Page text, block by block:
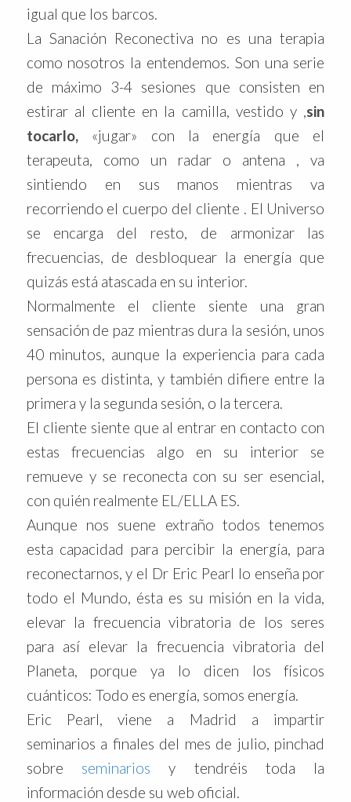
igual que los barcos.
La Sanación Reconectiva no es una terapia
como nosotros la entendemos. Son una serie
de máximo 3-4 sesiones que consisten en
estirar al cliente en la camilla, vestido y ,sin
tocarlo,«jugar» con la energía que el
terapeuta, como un radar o antena , va
sintiendo en sus manos mientras va
recorriendo el cuerpo del cliente . El Universo
se encarga del resto, de armonizar las
frecuencias, de desbloquear la energía que
quizás está atascada en su interior.
Normalmente el cliente siente una gran
sensación de paz mientras dura la sesión, unos
40 minutos, aunque la experiencia para cada
persona es distinta, y también difiere entre la
primera y la segunda sesión, o la tercera.
El cliente siente que al entrar en contacto con
estas frecuencias algo en su interior se
remueve y se reconecta con su ser esencial,
con quién realmente EL/ELLA ES.
Aunque nos suene extraño todos tenemos
esta capacidad para percibir la energía, para
reconectarnos, y el Dr Eric Pearl lo enseña por
todo el Mundo, ésta es su misión en la vida,
elevar la frecuencia vibratoria de los seres
para así elevar la frecuencia vibratoria del
Planeta, porque ya lo dicen los físicos
cuánticos: Todo es energía, somos energía.
Eric Pearl, viene a Madrid a impartir
seminarios a finales del mes de julio, pinchad
sobre seminarios y tendréis toda la
información desde su web oficial.